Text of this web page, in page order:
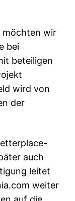
möchten wir
bei
beteiligen
wird von
der
auch
leitet
weiter